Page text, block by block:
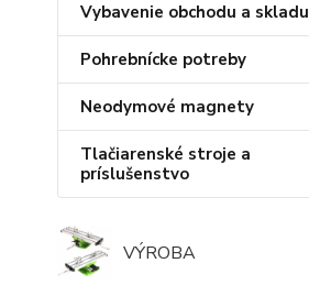
Vybavenie obchodu a skladu
Pohrebnícke potreby
Neodymové magnety
Tlačiarenské stroje a
príslušenstvo
VÝROBA